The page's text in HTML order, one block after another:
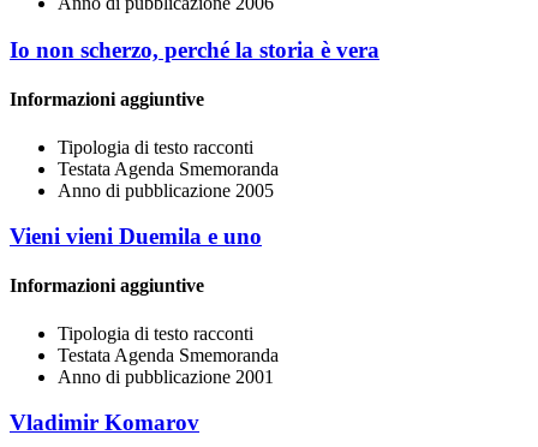
Io non scherzo, perché la storia è vera
Informazioni aggiuntive
Tipologia di testo racconti
Testata Agenda Smemoranda
Anno di pubblicazione 2005
Vieni vieni Duemila e uno
Informazioni aggiuntive
Tipologia di testo racconti
Testata Agenda Smemoranda
Anno di pubblicazione 2001
Vladimir Komarov